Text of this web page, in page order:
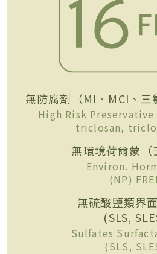
無防腐劑（MI、MCI、三
High Risk Preservative
triclosan,
無環境荷爾蒙（
Environ.
(NP)
無硫酸鹽類界
(SLS,
Sulfates
(SLS,